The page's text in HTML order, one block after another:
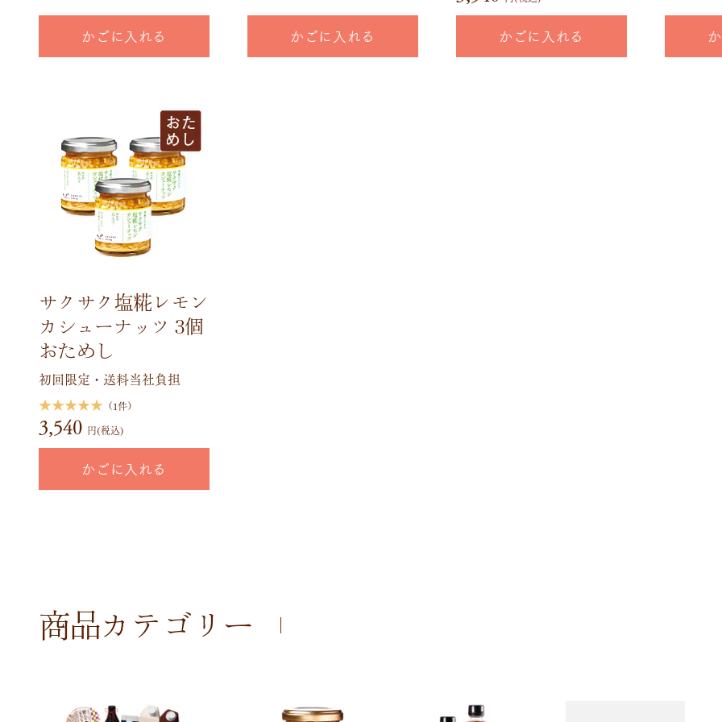
かごに入れる かごに入れる かごに入れる
サクサク塩糀レモン
カシューナッツ 3個
おためし
初回限定・送料当社負担
★★★★★ （1件）
3,540 円(税込)
かごに入れる
商品カテゴリー